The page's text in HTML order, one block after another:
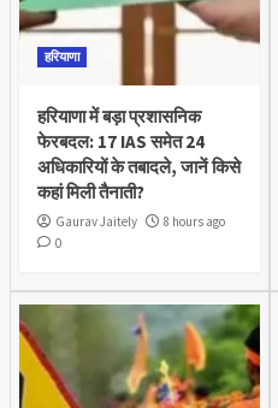
हरियाणा
हरियाणा में बड़ा प्रशासनिक
फेरबदल: 17 IAS समेत 24
अधिकारियों के तबादले, जानें किसे
कहां मिली तैनाती?
Gaurav Jaitely
8 hours ago
0